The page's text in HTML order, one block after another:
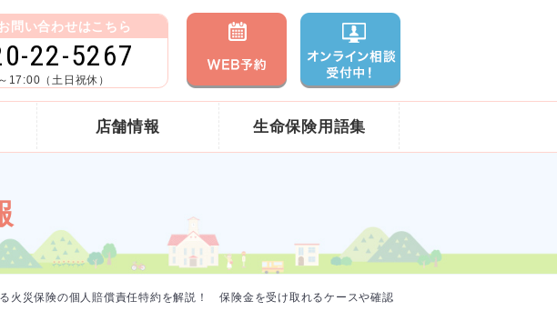
問い合わせはこちら
22-5267
17:00（土日祝休）
店舗情報 生命保険用語集
火災保険の個人賠償責任特約を解説！ 保険金を受け取れるケースや確認